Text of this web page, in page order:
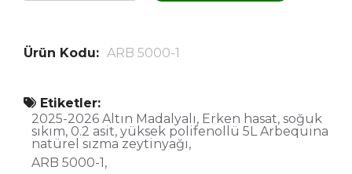
Ürün Kodu: ARB 5000-1
Etiketler:
2025-2026 Altın Madalyalı, Erken hasat, soğuk
sıkım, 0.2 asit, yüksek polifenollü 5L Arbequina
natürel sızma zeytinyağı
ARB 5000-1